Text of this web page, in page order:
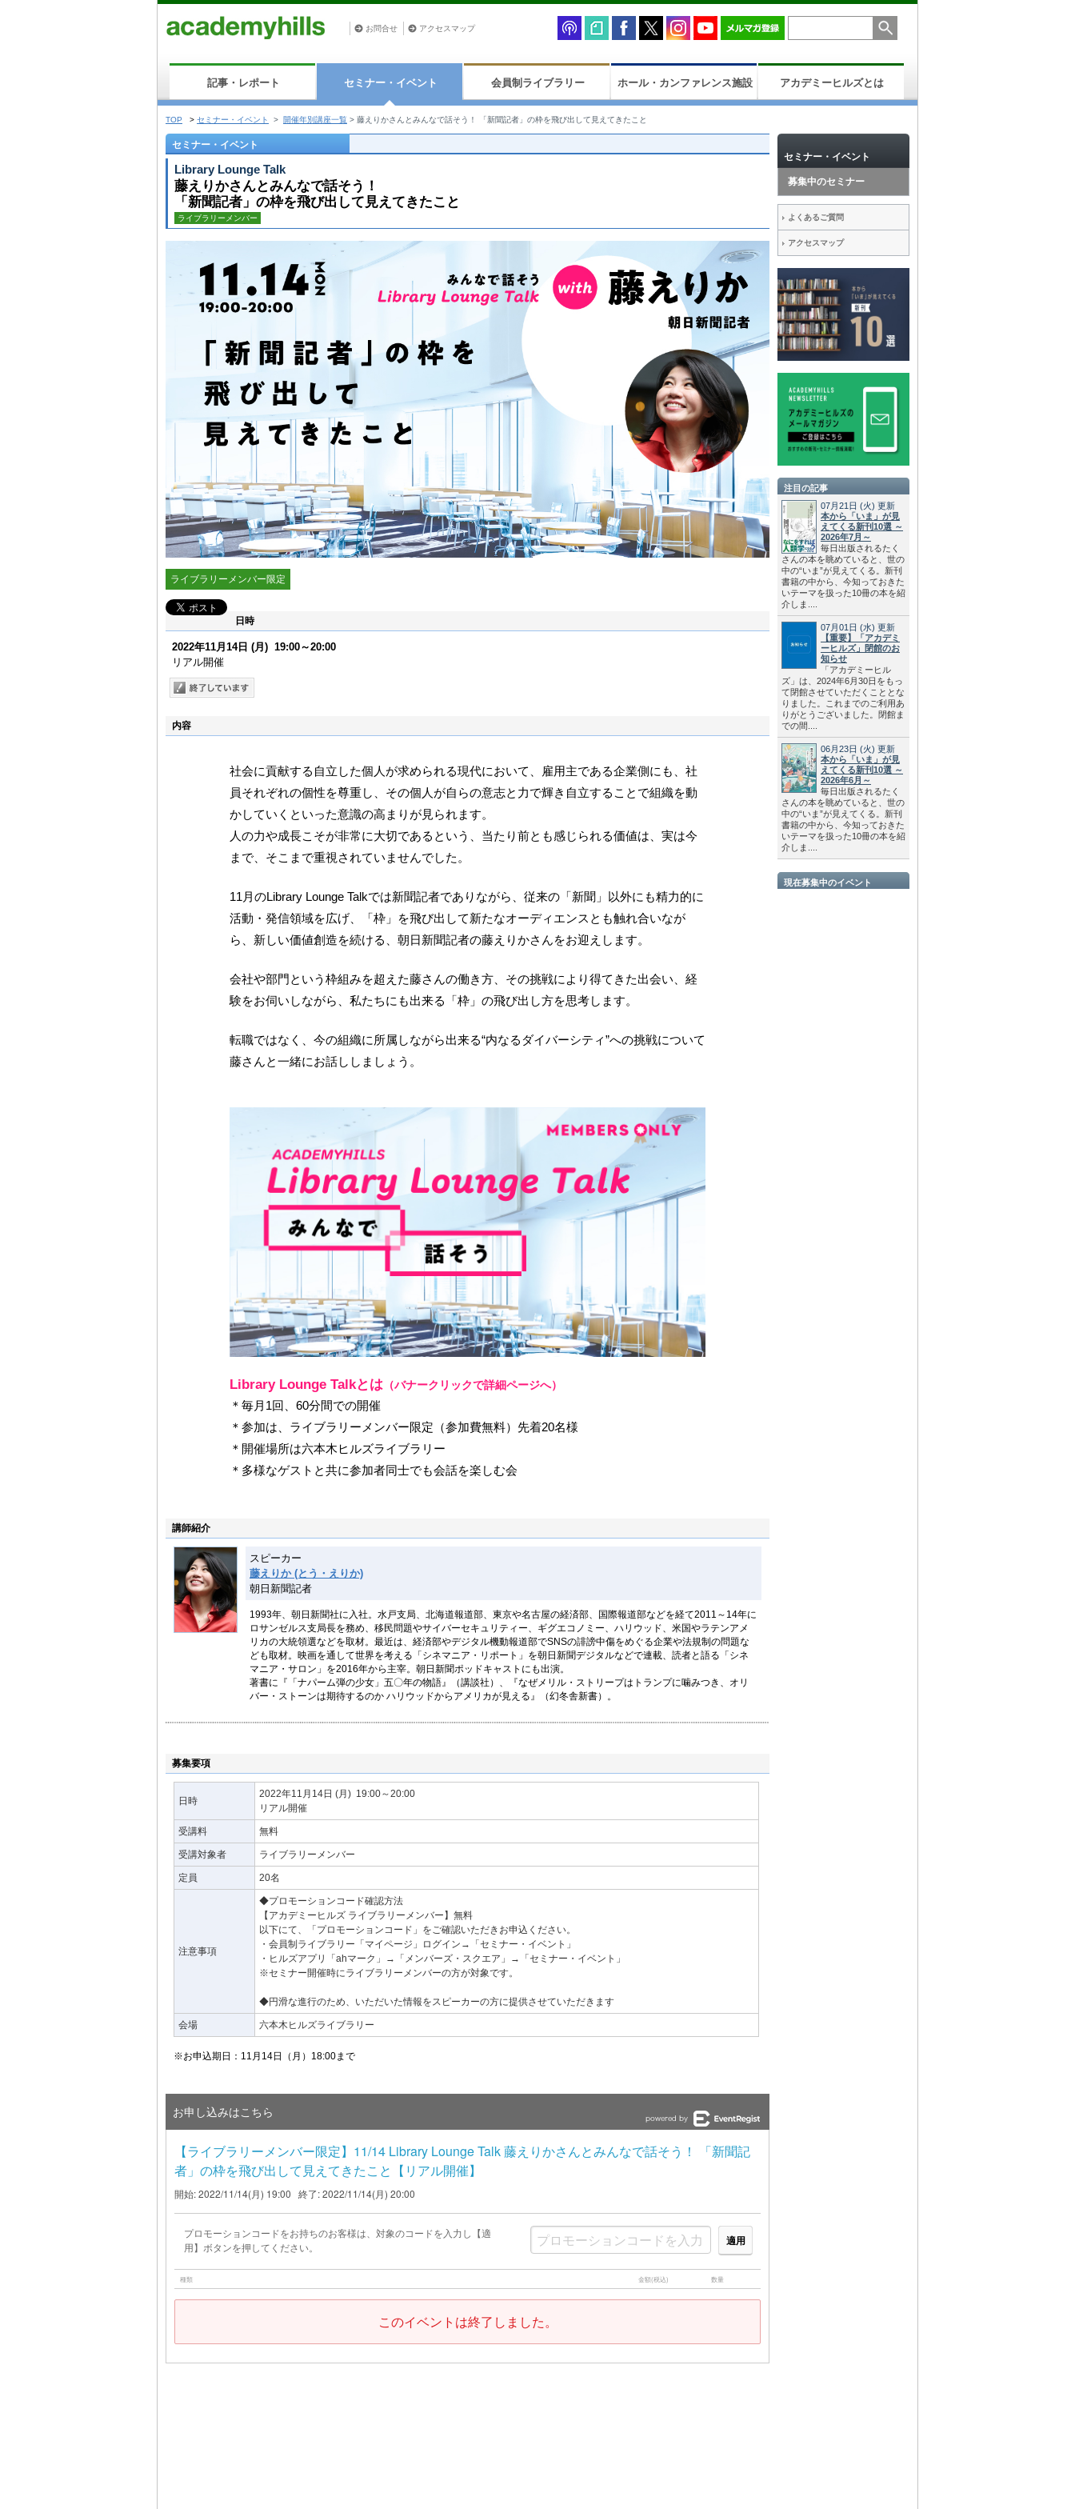
お問合せ アクセスマップ
記事・レポート セミナー・イベント 会員制ライブラリー ホール・カンファレンス施設 アカデミーヒルズとは
TOP > セミナー・イベント > 開催年別講座一覧 > 藤えりかさんとみんなで話そう！ 「新聞記者」の枠を飛び出して見えてきたこと
セミナー・イベント
Library Lounge Talk
藤えりかさんとみんなで話そう！
「新聞記者」の枠を飛び出して見えてきたこと
ライブラリーメンバー
ライブラリーメンバー限定
日時
2022年11月14日 (月) 19:00～20:00
リアル開催
内容
社会に貢献する自立した個人が求められる現代において、雇用主である企業側にも、社
員それぞれの個性を尊重し、その個人が自らの意志と力で輝き自立することで組織を動
かしていくといった意識の高まりが見られます。
人の力や成長こそが非常に大切であるという、当たり前とも感じられる価値は、実は今
まで、そこまで重視されていませんでした。
11月のLibrary Lounge Talkでは新聞記者でありながら、従来の「新聞」以外にも精力的に
活動・発信領域を広げ、「枠」を飛び出して新たなオーディエンスとも触れ合いなが
ら、新しい価値創造を続ける、朝日新聞記者の藤えりかさんをお迎えします。
会社や部門という枠組みを超えた藤さんの働き方、その挑戦により得てきた出会い、経
験をお伺いしながら、私たちにも出来る「枠」の飛び出し方を思考します。
転職ではなく、今の組織に所属しながら出来る“内なるダイバーシティ”への挑戦について
藤さんと一緒にお話ししましょう。
Library Lounge Talkとは （バナークリックで詳細ページへ）
＊毎月1回、60分間での開催
＊参加は、ライブラリーメンバー限定（参加費無料）先着20名様
＊開催場所は六本木ヒルズライブラリー
＊多様なゲストと共に参加者同士でも会話を楽しむ会
講師紹介
スピーカー
藤えりか (とう・えりか)
朝日新聞記者
1993年、朝日新聞社に入社。水戸支局、北海道報道部、東京や名古屋の経済部、国際報道部などを経て2011～14年に
ロサンゼルス支局長を務め、移民問題やサイバーセキュリティー、ギグエコノミー、ハリウッド、米国やラテンアメ
リカの大統領選などを取材。最近は、経済部やデジタル機動報道部でSNSの誹謗中傷をめぐる企業や法規制の問題な
ども取材。映画を通して世界を考える「シネマニア・リポート」を朝日新聞デジタルなどで連載、読者と語る「シネ
マニア・サロン」を2016年から主宰。朝日新聞ポッドキャストにも出演。
著書に『「ナパーム弾の少女」五〇年の物語』（講談社）、『なぜメリル・ストリープはトランプに噛みつき、オリ
バー・ストーンは期待するのか ハリウッドからアメリカが見える』（幻冬舎新書）。
募集要項
日時
2022年11月14日 (月) 19:00～20:00
リアル開催
受講料 無料
受講対象者 ライブラリーメンバー
定員 20名
注意事項
◆プロモーションコード確認方法
【アカデミーヒルズ ライブラリーメンバー】無料
以下にて、「プロモーションコード」をご確認いただきお申込ください。
・会員制ライブラリー「マイページ」ログイン→「セミナー・イベント」
・ヒルズアプリ「ahマーク」→「メンバーズ・スクエア」→「セミナー・イベント」
※セミナー開催時にライブラリーメンバーの方が対象です。
◆円滑な進行のため、いただいた情報をスピーカーの方に提供させていただきます
会場 六本木ヒルズライブラリー
※お申込期日：11月14日（月）18:00まで
セミナー・イベント
募集中のセミナー
よくあるご質問
アクセスマップ
注目の記事
07月21日 (火) 更新
本から「いま」が見
えてくる新刊10選 ～
2026年7月～
毎日出版されるたく
さんの本を眺めていると、世の
中の“いま”が見えてくる。新刊
書籍の中から、今知っておきた
いテーマを扱った10冊の本を紹
介しま....
07月01日 (水) 更新
【重要】「アカデミ
ーヒルズ」閉館のお
知らせ
「アカデミーヒル
ズ」は、2024年6月30日をもっ
て閉館させていただくこととな
りました。これまでのご利用あ
りがとうございました。閉館ま
での間....
06月23日 (火) 更新
本から「いま」が見
えてくる新刊10選 ～
2026年6月～
毎日出版されるたく
さんの本を眺めていると、世の
中の“いま”が見えてくる。新刊
書籍の中から、今知っておきた
いテーマを扱った10冊の本を紹
介しま....
現在募集中のイベント